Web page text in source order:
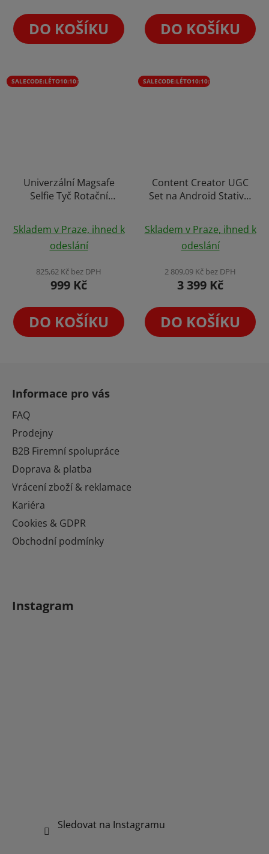
5
hvězdiček.
DO KOŠÍKU DO KOŠÍKU
SALECODE:LÉTO10:10:%
Univerzální Magsafe
Selfie Tyč Rotační
Tripod Stick s Cold
Shoe 130cm
Skladem v Praze, ihned k
odeslání
825,62 Kč bez DPH
999 Kč
DO KOŠÍKU
SALECODE:LÉTO10:10:%
Content Creator UGC
Set na Android Stativ +
hodnocení
produktu
je
5,0
5
hvězdiček.
Skladem v Praze, ihned k
odeslání
2 809,09 Kč bez DPH
3 399 Kč
DO KOŠÍKU
Informace pro vás
FAQ
Prodejny
B2B Firemní spolupráce
Doprava & platba
Vrácení zboží & reklamace
Kariéra
Cookies & GDPR
Obchodní podmínky
Instagram
Sledovat na Instagramu